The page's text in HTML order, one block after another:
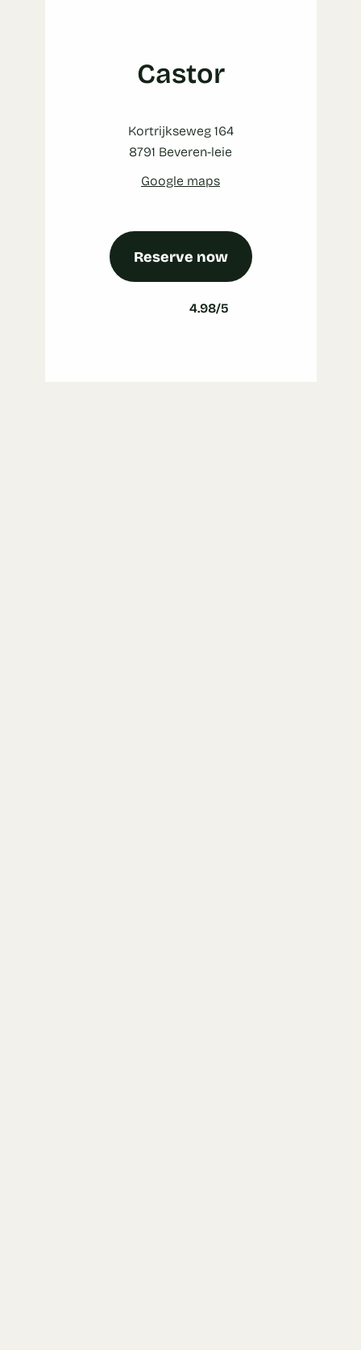
Castor
Kortrijkseweg 164
8791 Beveren-leie
Google maps
Reserve now
4.98/5